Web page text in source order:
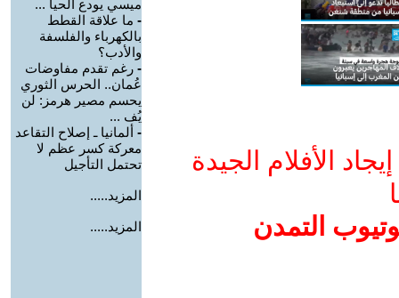
الأفلام الجيدة
التمدن
ميسي يودع الحيا ...
- ما علاقة القطط
بالكهرباء والفلسفة
والأدب؟
- رغم تقدم مفاوضات
عُمان.. الحرس الثوري
يحسم مصير هرمز: لن
يُف ...
- ألمانيا ـ إصلاح التقاعد
معركة كسر عظم لا
تحتمل التأجيل
المزيد.....
المزيد.....